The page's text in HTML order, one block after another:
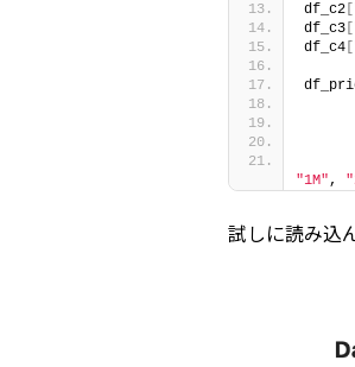
df_c2
df_c3
df_c4
"1M",
試しに読み込